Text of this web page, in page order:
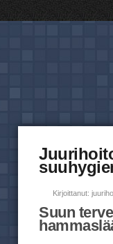
Kirjoittanut:
Suun